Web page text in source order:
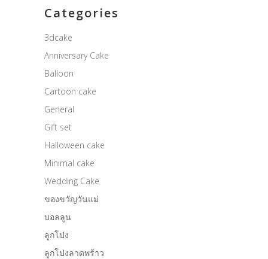
Categories
3dcake
Anniversary Cake
Balloon
Cartoon cake
General
Gift set
Halloween cake
Minimal cake
Wedding Cake
ของขวัญวันแม่
บอลลูน
ลูกโป่ง
ลูกโป่งลาดพร้าว